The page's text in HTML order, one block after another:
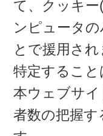
て、クッキ
ンピュータ
とで援用さ
特定するこ
本ウェブサ
者数の把握